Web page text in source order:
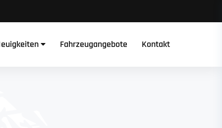
Fahrzeugangebote Kontakt